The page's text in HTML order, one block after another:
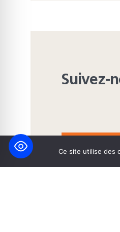
Suivez-
Ce site utilise des